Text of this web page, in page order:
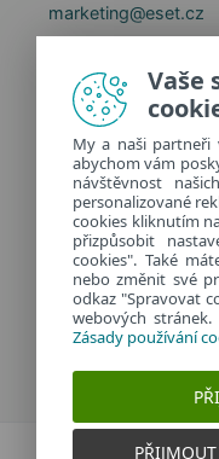
marketing@eset.cz
Zásady ochrany
Spravovat
Provozuje:
ESET software
Classic 7 Business
170 00 Praha 7,
IČ: 26467593
Vaše
My a naši partneři
abychom vám
návštěvnost
personalizované
cookies kliknutím
přizpůsobit
cookies". Také
nebo změnit své
odkaz "Spravovat
webových
Zásady používání